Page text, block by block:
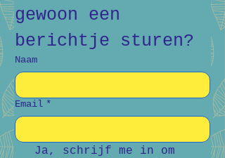
gewoon een
berichtje sturen?
Naam
Email *
Ja, schrijf me in om